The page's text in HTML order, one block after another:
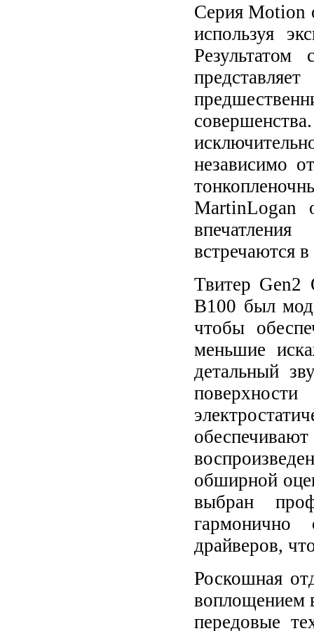
Серия Motion
используя
Результатом
независимо
MartinLogan
встречаются
Твитер
B100 был
чтобы
меньшие
детальный
обширной
выбран
гармонично
драйверов,
Роскошная
воплощением
передовые